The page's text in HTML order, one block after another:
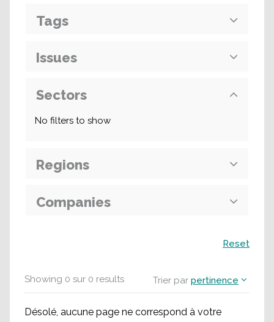
Showing 0 sur 0 results Trier par pertinence
Désolé, aucune page ne correspond à votre
Tags
Issues
Sectors
No filters to show
Regions
Companies
Reset